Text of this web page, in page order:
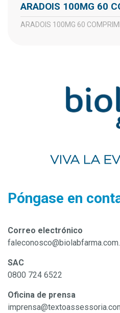
ARADOIS 100MG 60
ARADOIS 100MG 60
Póngase en
Correo electrónico
SAC
0800 724 6522
Oficina de prensa